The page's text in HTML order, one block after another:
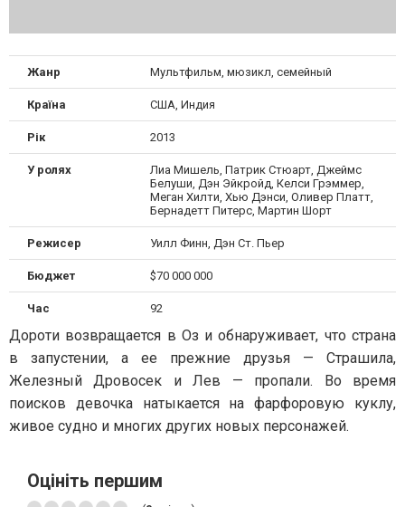
Жанр Мультфильм, мюзикл, семейный
Країна США, Индия
Рік 2013
У ролях
Лиа Мишель, Патрик Стюарт, Джеймс
Белуши, Дэн Эйкройд, Келси Грэммер,
Меган Хилти, Хью Дэнси, Оливер Платт,
Бернадетт Питерс, Мартин Шорт
Режисер Уилл Финн, Дэн Ст. Пьер
Бюджет $70 000 000
Час 92
Дороти возвращается в Оз и обнаруживает, что страна
в запустении, а ее прежние друзья — Страшила,
Железный Дровосек и Лев — пропали. Во время
поисков девочка натыкается на фарфоровую куклу,
живое судно и многих других новых персонажей.
Оцініть першим